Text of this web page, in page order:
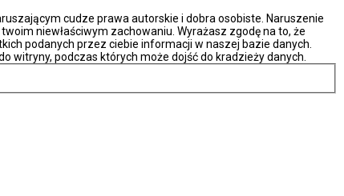
cudze prawa autorskie i dobra osobiste. Naruszenie
niewłaściwym zachowaniu. Wyrażasz zgodę na to, że
podanych przez ciebie informacji w naszej bazie danych.
witryny, podczas których może dojść do kradzieży danych.